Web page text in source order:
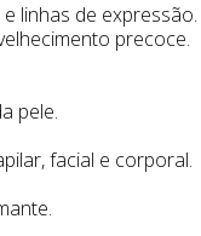
linhas de expressão.
precoce.
pele.
facial e corporal.